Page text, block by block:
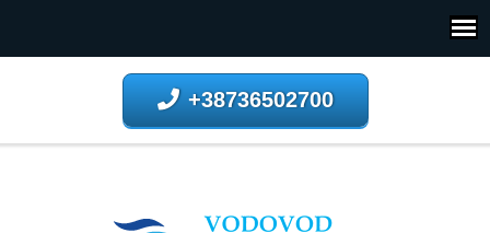
+38736502700